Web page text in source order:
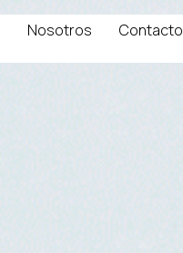
Nosotros Contacto